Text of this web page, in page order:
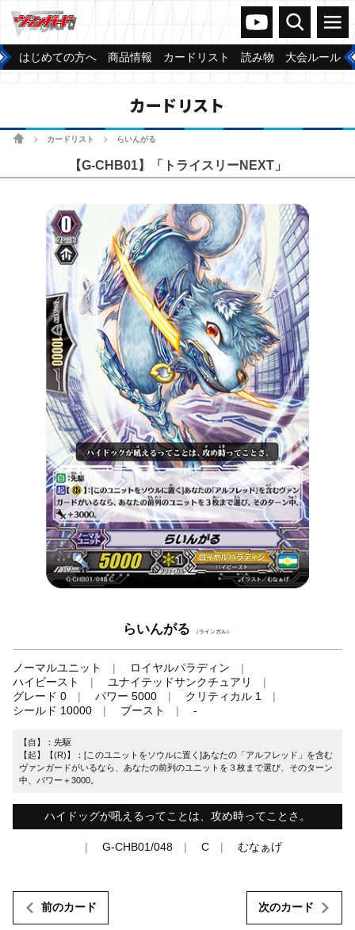
ヴァンガードch
検索 メニュー
はじめての方へ 商品情報 カードリスト 読み物 大会ルール
カードリスト
ホームカードリスト らいんがる
【G-CHB01】「トライスリーNEXT」
らいんがる （ラインガル）
ノーマルユニット
ロイヤルパラディン
ハイビースト
ユナイテッドサンクチュアリ
グレード 0
パワー 5000
クリティカル 1
シールド 10000
ブースト -
【自】：先駆
【起】【(R)】：[このユニットをソウルに置く]あなたの「アルフレッド」を含む
ヴァンガードがいるなら、あなたの前列のユニットを３枚まで選び、そのターン
中、パワー＋3000。
ハイドッグが吼えるってことは、攻め時ってことさ。
G-CHB01/048 C むなぁげ
前のカード 次のカード